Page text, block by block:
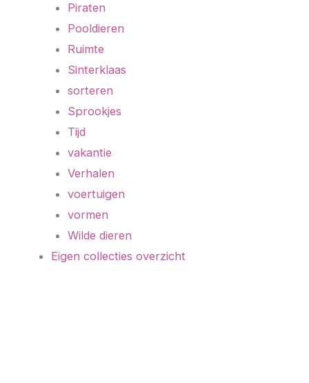
Piraten
Pooldieren
Ruimte
Sinterklaas
sorteren
Sprookjes
Tijd
vakantie
Verhalen
voertuigen
vormen
Wilde dieren
Eigen collecties overzicht